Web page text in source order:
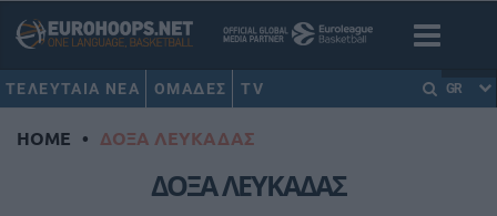
ΤΕΛΕΥΤΑΙΑ ΝΕΑ ΟΜΑΔΕΣ TV GR
HOME • ΔΟΞΑ ΛΕΥΚΑΔΑΣ
ΔΟΞΑ ΛΕΥΚΑΔΑΣ